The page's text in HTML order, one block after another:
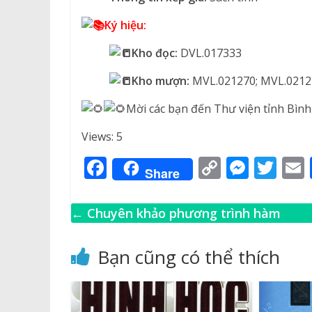
Ký hiệu:
Kho đọc: DVL.017333
Kho mượn: MVL.021270;
Mời các bạn đến Thư viện tỉnh
Views: 5
F
a
c
b
o
o
Share C
p
Li
n
k
M
ss
n
g
e
T
it
r
← Chuyên khảo phương trình hàm
Bạn cũng có thể thích